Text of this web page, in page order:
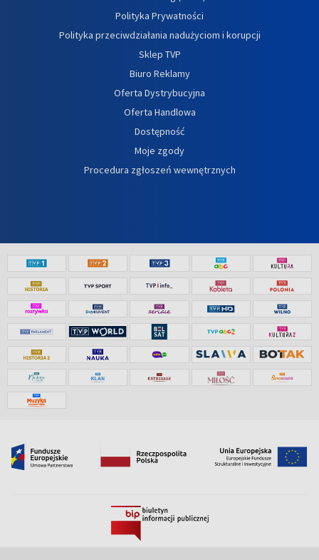
Polityka Prywatności
Polityka przeciwdziałania nadużyciom i korupcji
Sklep TVP
Biuro Reklamy
Oferta Dystrybucyjna
Oferta Handlowa
Dostępność
Moje zgody
Procedura zgłoszeń wewnętrznych